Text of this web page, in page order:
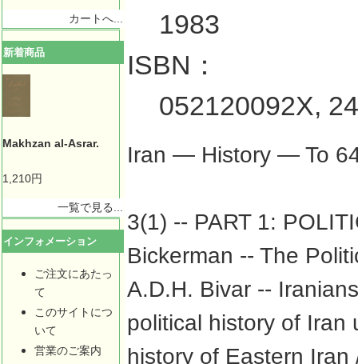
カートへ...
新着商品
Makhzan al-Asrar.
1,210円
一覧で見る...
インフォメーション
ご注文にあたっ
て
このサイトにつ
いて
営業のご案内
1983
ISBN：
052120092X,
Iran — History — To
3(1) -- PART 1:
Bickerman -- The
A.D.H. Bivar --
political history of Iran
history of Eastern